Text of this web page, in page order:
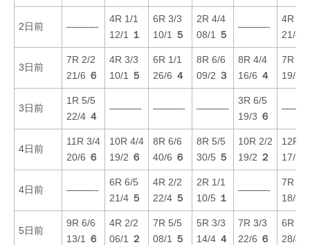
2日前 ———-
4R 1/1
12/1
１
6R 3/3
10/1
５
2R 4/4
08/1
５
———-
4R 4/4
21/4
3日前
7R 2/2
21/6 ６
4R 3/3
10/1
５
6R 1/1
26/6 ４
8R 6/6
09/2 ３
8R 4/4
16/6 ４
7R 3/3
19/5
3日前
1R 5/5
22/4 ４
———- ———- ———-
3R 6/5
19/3 ６
4日前
11R 3/4
20/6 ６
10R 4/4
19/2 ６
8R 6/6
40/6 ６
8R 5/5
30/5 ５
10R 2/2
19/2 ２
12R
17/1
4日前 ———-
6R 6/5
21/4 ５
4R 2/2
22/4 ５
2R 1/1
10/5 １
———-
7R 1/1
18/3
5日前
9R 6/6
13/1
６
4R 2/2
06/1
２
7R 5/5
08/1
５
5R 3/3
14/4 ４
7R 3/3
22/6 ６
6R 2/2
28/4